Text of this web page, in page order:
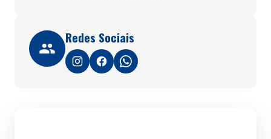
Redes Sociais